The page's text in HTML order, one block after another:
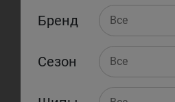
Бренд Все
Сезон Все